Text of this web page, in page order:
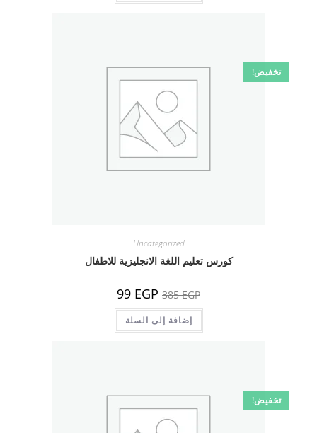
تخفيض!
Uncategorized
كورس تعليم اللغة الانجليزية للاطفال
385EGP السعر
الأصلي
هو:
385 EGP.
99 EGP
هو:
إضافة إلى السلة
تخفيض!